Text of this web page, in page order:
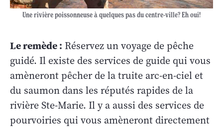
Une rivière poissonneuse à quelques pas du centre-ville? Eh oui!
Le remède : Réservez un voyage de pêche
guidé. Il existe des services de guide qui vous
amèneront pêcher de la truite arc-en-ciel et
du saumon dans les réputés rapides de la
rivière Ste-Marie. Il y a aussi des services de
pourvoiries qui vous amèneront directement